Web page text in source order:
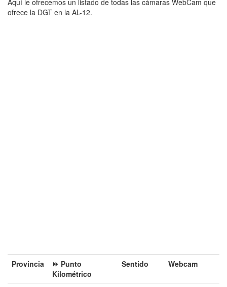
Aquí le ofrecemos un listado de todas las cámaras WebCam que
ofrece la DGT en la AL-12.
Provincia󠁭󠁶󠁳󠁣󠁿
⏩ Punto
Kilométrico
Sentido Webcam